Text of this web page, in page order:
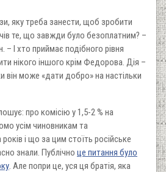
яку треба занести, щоб зробити
те, що завжди було безоплатним? –
– І хто приймає подібного рівня
нікого іншого крім Федорова. Дія –
він може «дати добро» на настільки
про комісію у 1,5-2 % на
усім чиновникам та
і що за цим стоїть російське
знали. Публічно це питання було
. Але попри це, уся ця братія, яка